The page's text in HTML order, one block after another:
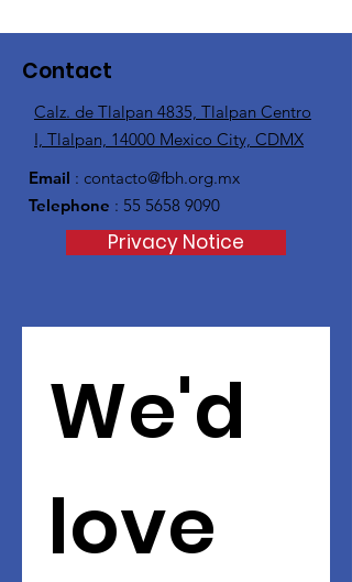
Contact
Calz. de Tlalpan 4835, Tlalpan Centro
I, Tlalpan, 14000 Mexico City, CDMX
Email : contacto@fbh.org.mx
Telephone : 55 5658 9090
Privacy Notice
We'd
love